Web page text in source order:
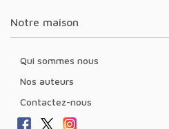
Notre maison
Qui sommes nous
Nos auteurs
Contactez-nous